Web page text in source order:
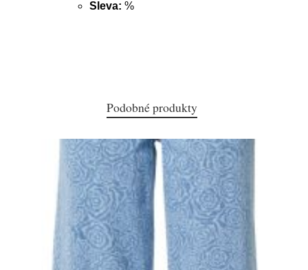
Sleva: %
Podobné produkty